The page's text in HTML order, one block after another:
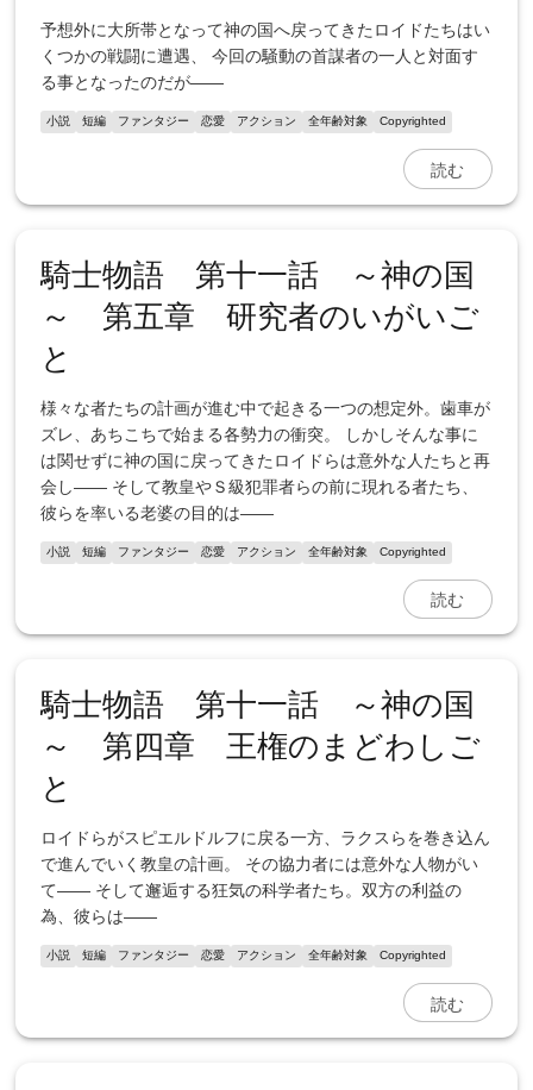
予想外に大所帯となって神の国へ戻ってきたロイドたちはい
くつかの戦闘に遭遇、 今回の騒動の首謀者の一人と対面す
る事となったのだが――
小説 短編 ファンタジー 恋愛 アクション 全年齢対象 Copyrighted
読む
騎士物語 第十一話 ～神の国
～ 第五章 研究者のいがいご
と
様々な者たちの計画が進む中で起きる一つの想定外。歯車が
ズレ、あちこちで始まる各勢力の衝突。 しかしそんな事に
は関せずに神の国に戻ってきたロイドらは意外な人たちと再
会し―― そして教皇やＳ級犯罪者らの前に現れる者たち、
彼らを率いる老婆の目的は――
小説 短編 ファンタジー 恋愛 アクション 全年齢対象 Copyrighted
読む
騎士物語 第十一話 ～神の国
～ 第四章 王権のまどわしご
と
ロイドらがスピエルドルフに戻る一方、ラクスらを巻き込ん
で進んでいく教皇の計画。 その協力者には意外な人物がい
て―― そして邂逅する狂気の科学者たち。双方の利益の
為、彼らは――
小説 短編 ファンタジー 恋愛 アクション 全年齢対象 Copyrighted
読む